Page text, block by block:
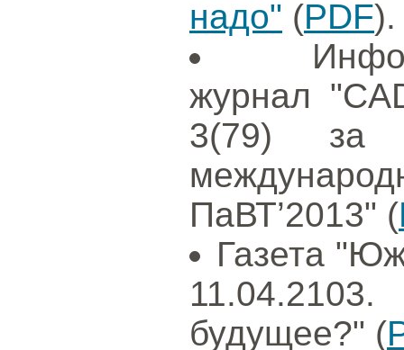
надо" (PDF).
журнал
3(79) за
ПаВТ’2013" (
Газета
будущее?" (